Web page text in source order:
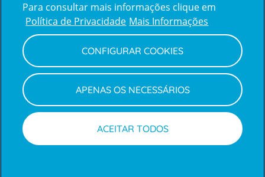
Reclamações
e
elogios
Policy
Política de Privacidade e Cookies
Termos e Condições
Declaração de Acessibilidade
Canal de Denúncias
Informações legais
Para consultar mais informações clique em
Política de Privacidade Mais Informações
CONFIGURAR COOKIES
APENAS OS NECESSÁRIOS
ACEITAR TODOS